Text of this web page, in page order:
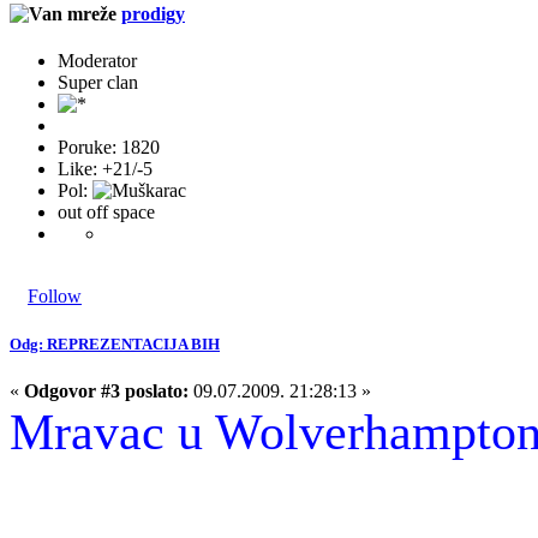
prodigy
Moderator
Super clan
Poruke: 1820
Like: +21/-5
Pol:
out off space
Follow
Odg: REPREZENTACIJA BIH
« Odgovor #3 poslato: 09.07.2009. 21:28:13 »
Mravac u